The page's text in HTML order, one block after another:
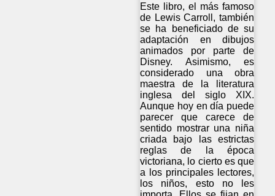
Este libro, el más famoso
de Lewis Carroll, también
se ha beneficiado de su
adaptación en dibujos
animados por parte de
Disney. Asimismo, es
considerado una obra
maestra de la literatura
inglesa del siglo XIX.
Aunque hoy en día puede
parecer que carece de
sentido mostrar una niña
criada bajo las estrictas
reglas de la época
victoriana, lo cierto es que
a los principales lectores,
los niños, esto no les